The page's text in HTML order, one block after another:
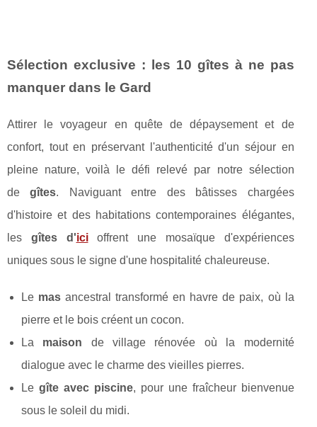
Sélection exclusive : les 10 gîtes à ne pas
manquer dans le Gard
Attirer le voyageur en quête de dépaysement et de
confort, tout en préservant l'authenticité d'un séjour en
pleine nature, voilà le défi relevé par notre sélection
degîtes. Naviguant entre des bâtisses chargées
d'histoire et des habitations contemporaines élégantes,
les gîtes d'icioffrent une mosaïque d'expériences
uniques sous le signe d'une hospitalité chaleureuse.
Le mas ancestral transformé en havre de paix, où la
pierre et le bois créent un cocon.
La maison de village rénovée où la modernité
dialogue avec le charme des vieilles pierres.
Le gîte avec piscine, pour une fraîcheur bienvenue
sous le soleil du midi.